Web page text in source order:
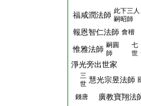
福咸潤法師 此下三人
嗣昭師
報恩智仁法師 會稽
惟雅法師 嗣圓
師
七
世
淨光旁出世家
三
世 慧光宗昱法師
錢唐 廣教寶翔法